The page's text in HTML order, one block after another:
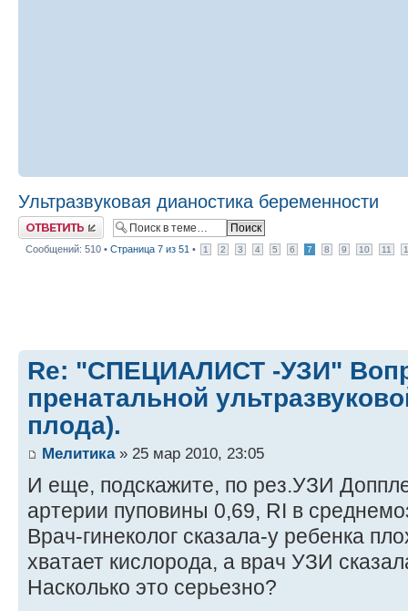
Ультразвуковая дианостика беременности
Ответить
Сообщений: 510 • Страница 7 из 51 • 1 2 3 4 5 6 7 8 9 10 11
Re: "СПЕЦИАЛИСТ -УЗИ"
пренатальной
плода).
Мелитика» 25 мар 2010, 23:05
И еще, подскажите, по рез.УЗИ
артерии пуповины 0,69, RI в
Врач-гинеколог сказала-у ребенка
хватает кислорода, а врач УЗИ
Насколько это серьезно?